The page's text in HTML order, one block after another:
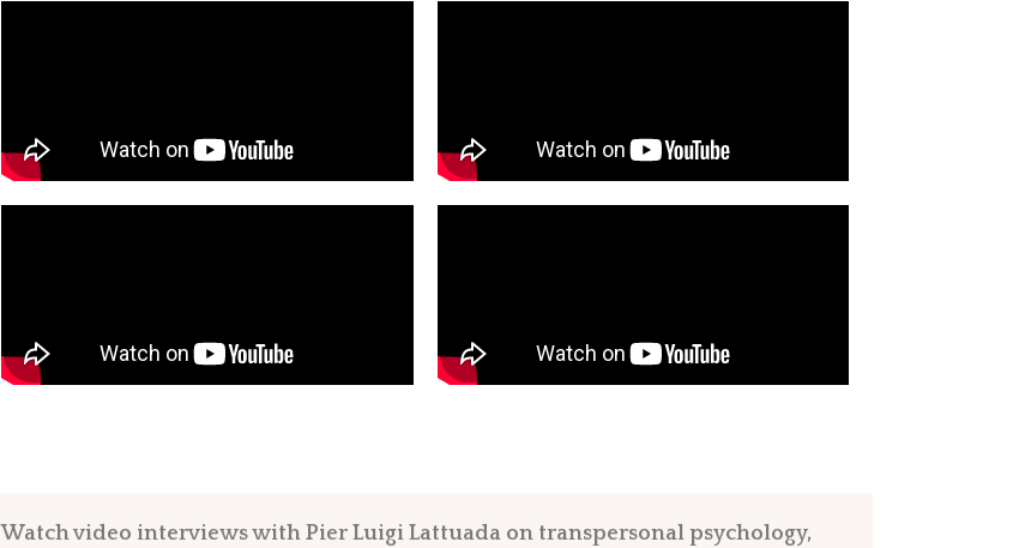
Watch video interviews with Pier Luigi Lattuada on transpersonal psychology,